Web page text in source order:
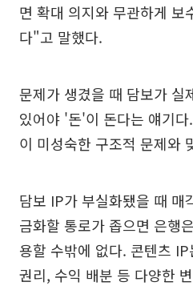
면 확대 의지와 무관하게 보
다"고 말했다.
문제가 생겼을 때 담보가 실
있어야 '돈'이 돈다는 얘기다
이 미성숙한 구조적 문제와
담보 IP가 부실화됐을 때 매
금화할 통로가 좁으면 은행
용할 수밖에 없다. 콘텐츠
권리, 수익 배분 등 다양한